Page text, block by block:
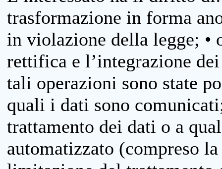
trasformazione in forma
in violazione della legge; •
rettifica e l’integrazione
tali operazioni sono state
quali i dati sono
trattamento dei dati o a
automatizzato (compreso